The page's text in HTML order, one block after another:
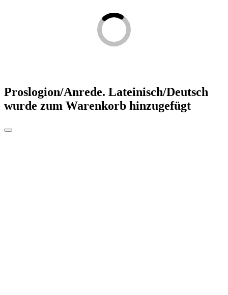
Proslogion/Anrede. Lateinisch/Deutsch
wurde zum Warenkorb hinzugefügt